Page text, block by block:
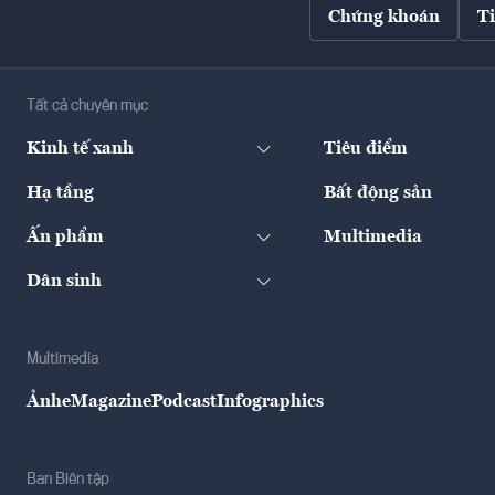
Chứng khoán
Tất cả chuyên mục
Kinh tế xanh Tiêu điểm
Hạ tầng Bất động sản
Ấn phẩm Multimedia
Dân sinh
Multimedia
ẢnheMagazinePodcastInfographics
Ban Biên tập